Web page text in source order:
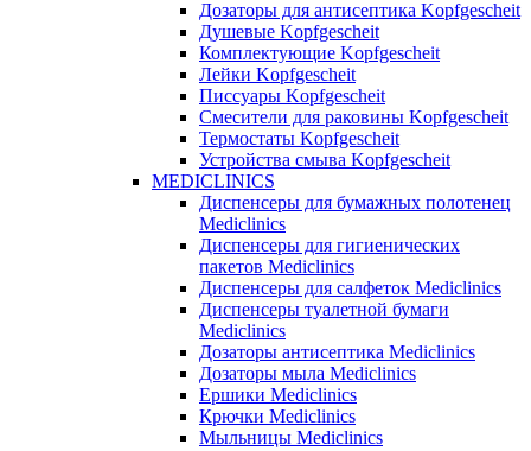
Дозаторы для антисептика Kopfgescheit
Душевые Kopfgescheit
Комплектующие Kopfgescheit
Лейки Kopfgescheit
Писсуары Kopfgescheit
Смесители для раковины Kopfgescheit
Термостаты Kopfgescheit
Устройства смыва Kopfgescheit
MEDICLINICS
Диспенсеры для бумажных полотенец
Mediclinics
Диспенсеры для гигиенических
пакетов Mediclinics
Диспенсеры для салфеток Mediclinics
Диспенсеры туалетной бумаги
Mediclinics
Дозаторы антисептика Mediclinics
Дозаторы мыла Mediclinics
Ершики Mediclinics
Крючки Mediclinics
Мыльницы Mediclinics